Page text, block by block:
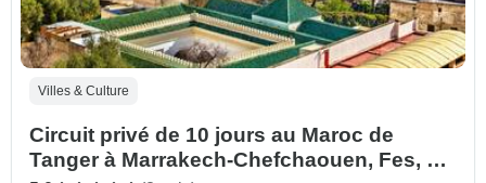
Villes & Culture
Circuit privé de 10 jours au Maroc de
Tanger à Marrakech-Chefchaouen, Fes, via